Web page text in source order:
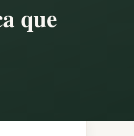
que